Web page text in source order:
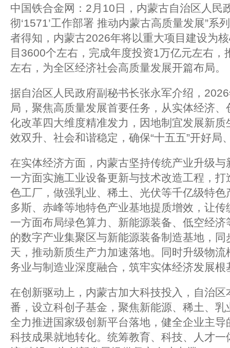
中国铁合金网：2月10日，内蒙古自治区人民
彻‘1571’工作部署 推动内蒙古高质量发展”系
者得知，内蒙古2026年将以重大项目建设为
目3600个左右，完成年度投资1万亿元左右，
左右，为全区经济社会高质量发展开篇布局。
据自治区人民政府副秘书长张永军介绍，
局，聚焦高质量发展首要任务，从实体经济
化改革四大维度精准发力，因地制宜发展新
效双升、社会和谐稳定，确保“十五五”开好局
在实体经济方面，内蒙古坚持传统产业升级
一方面实施工业设备更新与技术改造工程，
色工厂，做强乳业、稀土、光伏等千亿级特
多斯、赤峰等地特色产业基地提质增效，让
一方面布局绿色算力、新能源装备、低空经
的数字产业集聚区与新能源装备制造基地，
天，推动新质生产力加速落地。同时升级物
务业与制造业深度融合，筑牢实体经济发展根
在创新驱动上，内蒙古加大科技投入，自治
番，设立科创子基金，聚焦新能源、稀土、
全力推进国家级创新平台落地，健全企业主
科技成果就地转化。统筹教育、科技、人才一